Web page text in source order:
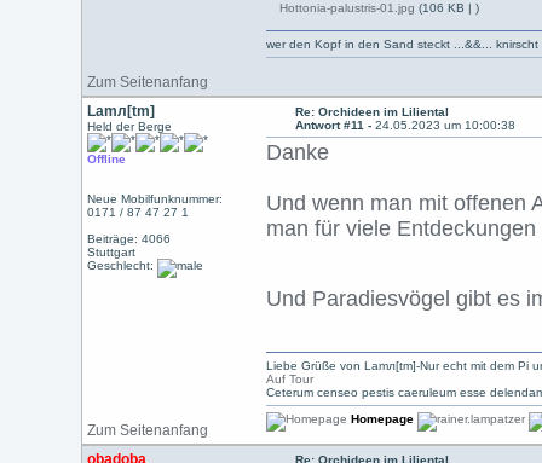
Zum Seitenanfang
Hottonia-palustris-01.jpg (106 KB | )
wer den Kopf in den Sand steckt ...&&...
Lamл[tm]
Held der Berge
Offline
Neue Mobilfunknummer:
0171 / 87 47 27 1
Beiträge: 4066
Stuttgart
Geschlecht:
Re: Orchideen im Liliental
Antwort #11 -24.05.2023 um 10:00:38
Danke
Und wenn man mit offenen
man für viele
Und Paradiesvögel gibt es
Zum Seitenanfang
Liebe Grüße von Lamл[tm]-Nur echt mit dem Pi
Auf Tour
Ceterum censeo pestis caeruleum esse
Homepage
obadoba
Re: Orchideen im Liliental